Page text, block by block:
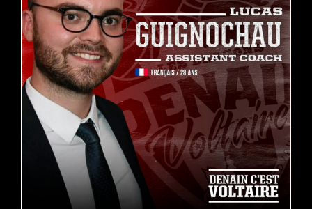
LUCAS GUIGNOCHAU ÉPAULERA RÉMY VALIN !
actualités pro b